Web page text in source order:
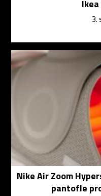
3.
Nike Air Zoom
pantofle